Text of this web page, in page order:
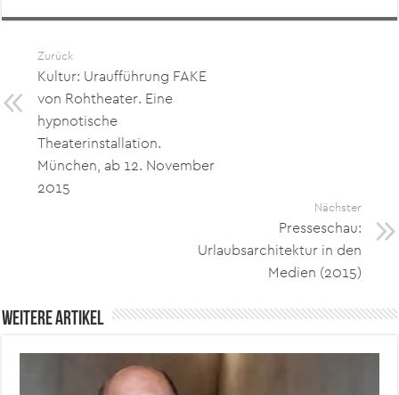
Zurück
Kultur: Uraufführung FAKE
von Rohtheater. Eine
hypnotische
Theaterinstallation.
München, ab 12. November
2015
Nächster
Presseschau:
Urlaubsarchitektur in den
Medien (2015)
Weitere Artikel